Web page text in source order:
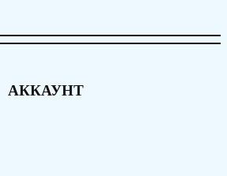
АККАУНТ